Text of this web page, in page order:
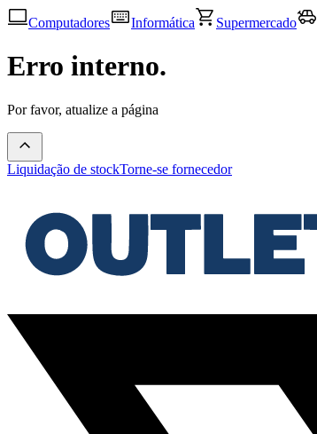
Computadores
Informática Supermercado
Erro interno.
Por favor, atualize a página
Liquidação de stockTorne-se fornecedor